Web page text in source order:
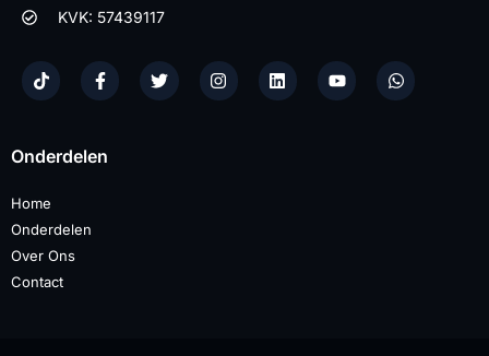
KVK: 57439117
Onderdelen
Home
Onderdelen
Over Ons
Contact